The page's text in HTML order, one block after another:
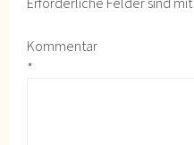
Kommentar
*